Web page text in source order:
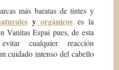
más baratas de tintes y
y orgánicos es la
Vanitas Espai pues, de esta
cualquier reacción
cuidado intenso del cabello